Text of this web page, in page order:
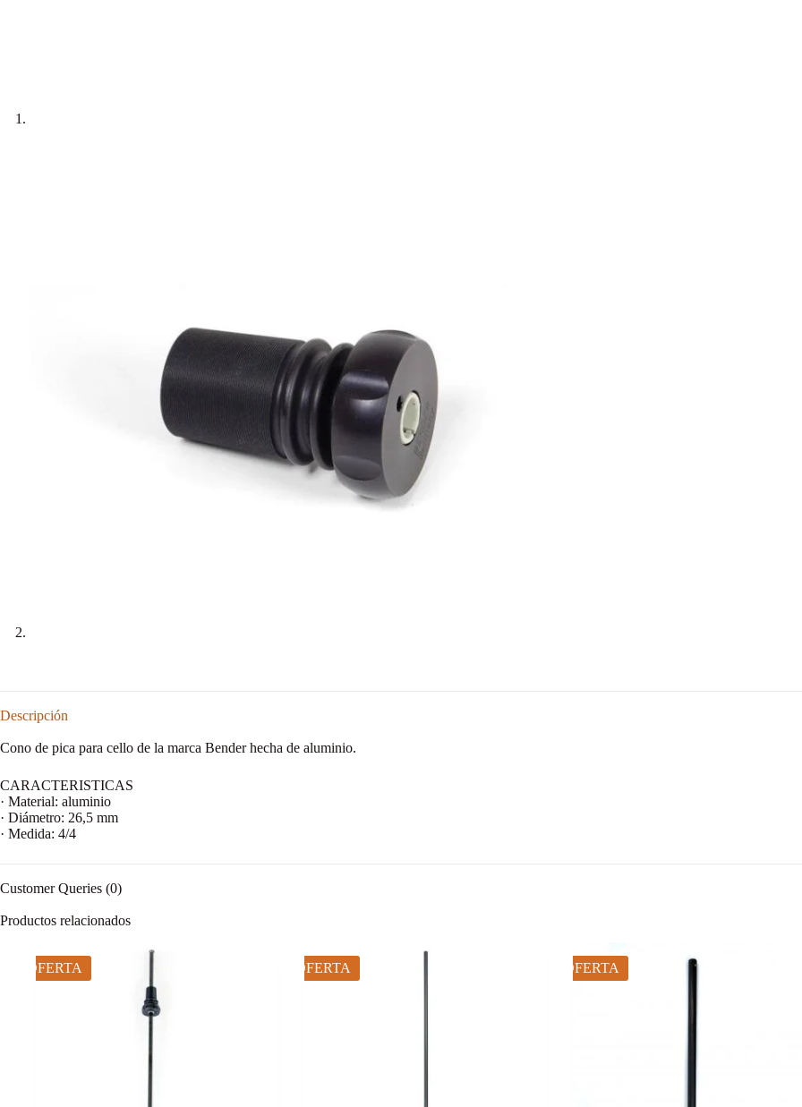
Descripción
Cono de pica para cello de la marca Bender hecha de aluminio.
CARACTERISTICAS
· Material: aluminio
· Diámetro: 26,5 mm
· Medida: 4/4
Customer Queries (0)
Productos relacionados
OFERTA OFERTA OFERTA